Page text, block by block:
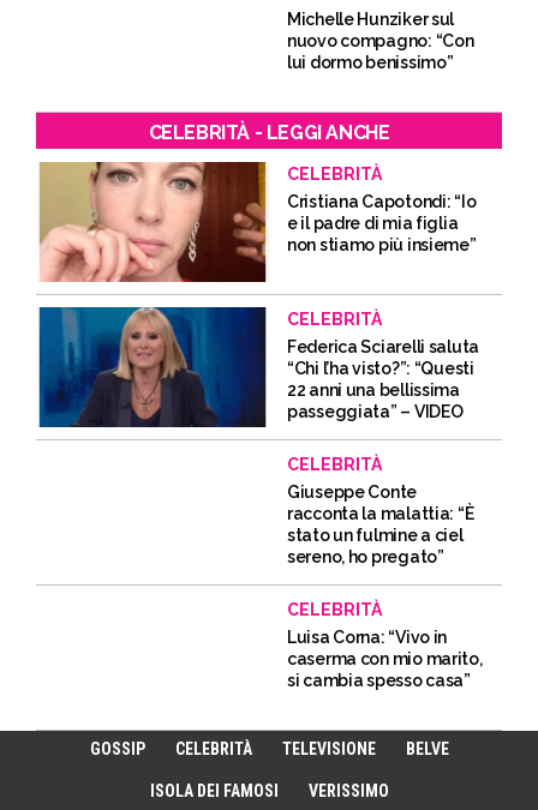
Michelle Hunziker sul
nuovo compagno: “Con
lui dormo benissimo”
CELEBRITÀ - LEGGI ANCHE
CELEBRITÀ
Cristiana Capotondi: “Io
e il padre di mia figlia
non stiamo più insieme”
CELEBRITÀ
Federica Sciarelli saluta
“Chi l’ha visto?”: “Questi
22 anni una bellissima
passeggiata” – VIDEO
CELEBRITÀ
Giuseppe Conte
racconta la malattia: “È
stato un fulmine a ciel
sereno, ho pregato”
CELEBRITÀ
Luisa Corna: “Vivo in
caserma con mio marito,
si cambia spesso casa”
GOSSIP CELEBRITÀ TELEVISIONE BELVE
ISOLA DEI FAMOSI VERISSIMO